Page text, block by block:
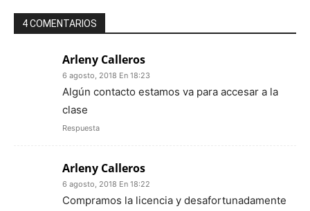
4 COMENTARIOS
Arleny Calleros
6 agosto, 2018 En 18:23
Algún contacto estamos va para accesar a la
clase
Respuesta
Arleny Calleros
6 agosto, 2018 En 18:22
Compramos la licencia y desafortunadamente